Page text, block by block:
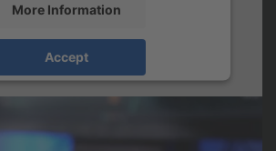
More Information
Accept